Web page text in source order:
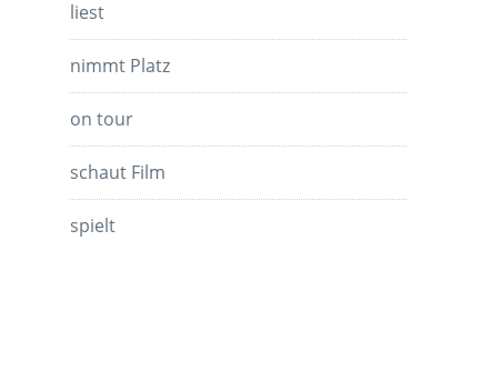
liest
nimmt Platz
on tour
schaut Film
spielt